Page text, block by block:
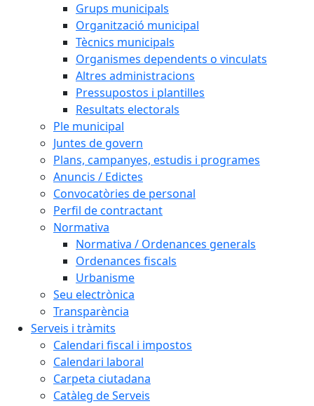
Grups municipals
Organització municipal
Tècnics municipals
Organismes dependents o vinculats
Altres administracions
Pressupostos i plantilles
Resultats electorals
Ple municipal
Juntes de govern
Plans, campanyes, estudis i programes
Anuncis / Edictes
Convocatòries de personal
Perfil de contractant
Normativa
Normativa / Ordenances generals
Ordenances fiscals
Urbanisme
Seu electrònica
Transparència
Serveis i tràmits
Calendari fiscal i impostos
Calendari laboral
Carpeta ciutadana
Catàleg de Serveis